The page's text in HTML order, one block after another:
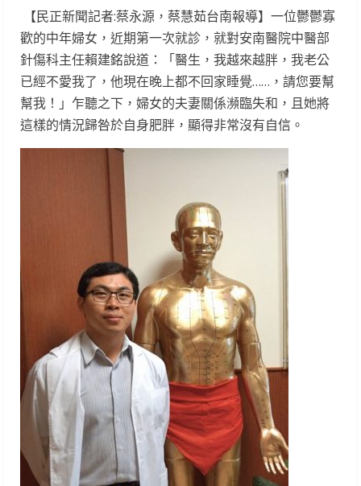
【民正新聞記者:蔡永源，蔡慧茹台南報導】一位鬱鬱寡
歡的中年婦女，近期第一次就診，就對安南醫院中醫部
針傷科主任賴建銘說道：「醫生，我越來越胖，我老公
已經不愛我了，他現在晚上都不回家睡覺……，請您要幫
幫我！」乍聽之下，婦女的夫妻關係瀕臨失和，且她將
這樣的情況歸咎於自身肥胖，顯得非常沒有自信。